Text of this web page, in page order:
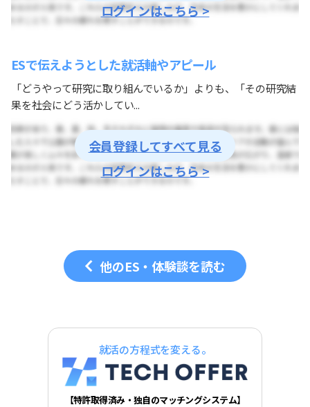
ログインはこちら >
ESで伝えようとした就活軸やアピール
「どうやって研究に取り組んでいるか」よりも、「その研究結
果を社会にどう活かしてい...
会員登録してすべて見る
ログインはこちら >
他のES・体験談を読む
就活の方程式を変える。
【特許取得済み・独自のマッチングシステム】